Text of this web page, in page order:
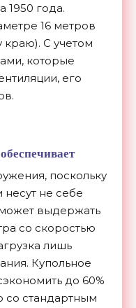
1950 года.
16 метров
краю). С учетом
которые
его
поскольку
несут не себе
выдержать
со скоростью
лишь
Купольное
до 60%
со стандартным